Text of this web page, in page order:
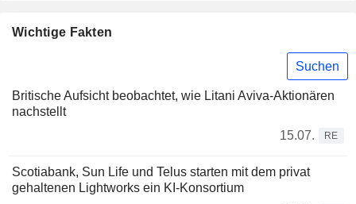
Wichtige Fakten
Suchen
Britische Aufsicht beobachtet, wie Litani Aviva-Aktionären
nachstellt
15.07.
RE
Scotiabank, Sun Life und Telus starten mit dem privat
gehaltenen Lightworks ein KI-Konsortium